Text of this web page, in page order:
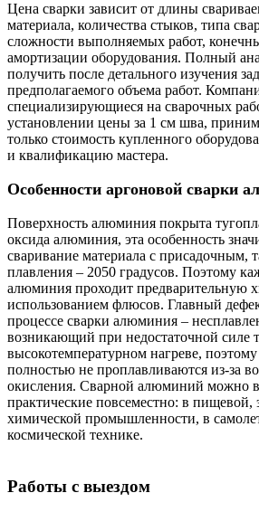
Цена сварки зависит от длины
материала, количества стыков, типа
сложности выполняемых работ,
амортизации оборудования. Полный
получить после детального изучения
предполагаемого объема работ.
специализирующиеся на сварочных
установлении цены за 1 см шва,
только стоимость купленного
и квалификацию мастера.
Особенности аргоновой сварки
Поверхность алюминия покрыта
оксида алюминия, эта особенность
сваривание материала с присадочным,
плавления – 2050 градусов. Поэтому
алюминия проходит предварительную
использованием флюсов. Главный
процессе сварки алюминия –
возникающий при недостаточной силе
высокотемпературном нагреве,
полностью не проплавливаются из-за
окисления. Сварной алюминий можно
практические повсеместно: в пищевой,
химической промышленности, в
космической технике.
Работы с выездом